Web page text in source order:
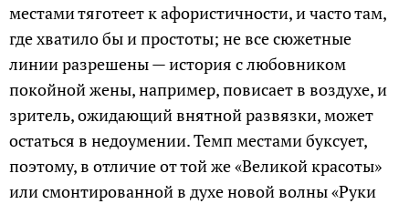
местами тяготеет к афористичности, и часто там,
где хватило бы и простоты; не все сюжетные
линии разрешены — история с любовником
покойной жены, например, повисает в воздухе, и
зритель, ожидающий внятной развязки, может
остаться в недоумении. Темп местами буксует,
поэтому, в отличие от той же «Великой красоты»
или смонтированной в духе новой волны «Руки